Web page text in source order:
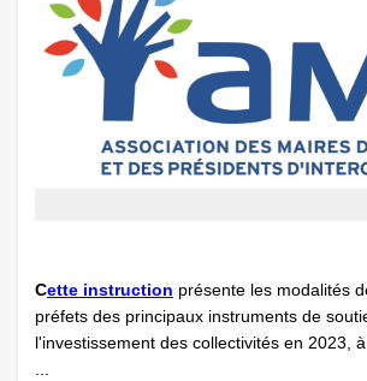
Cette instruction présente les modalités
préfets des principaux instruments de
l'investissement des collectivités en 2023,
...